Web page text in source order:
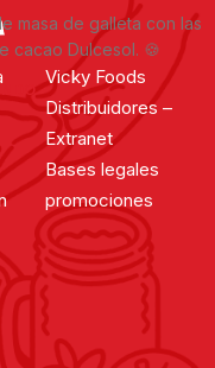
masa de galleta con las
cacao Dulcesol. 🍪
Vicky Foods
Distribuidores –
Extranet
Bases legales
promociones